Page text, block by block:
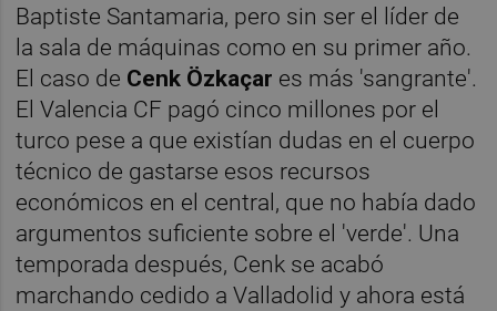
Baptiste Santamaria, pero sin ser el líder de
la sala de máquinas como en su primer año.
El caso de Cenk Özkaçar es más 'sangrante'.
El Valencia CF pagó cinco millones por el
turco pese a que existían dudas en el cuerpo
técnico de gastarse esos recursos
económicos en el central, que no había dado
argumentos suficiente sobre el 'verde'. Una
temporada después, Cenk se acabó
marchando cedido a Valladolid y ahora está